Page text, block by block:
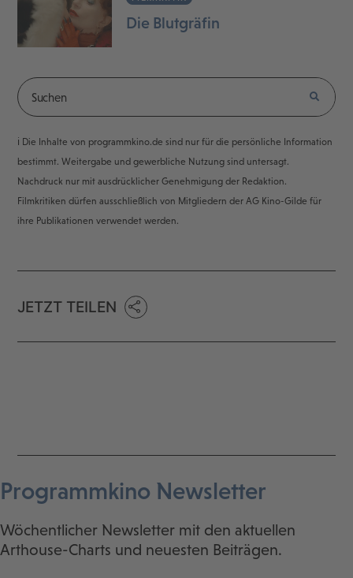
Die Blutgräfin
ℹ️ Die Inhalte von programmkino.de sind nur für die persönliche Information
bestimmt. Weitergabe und gewerbliche Nutzung sind untersagt.
Nachdruck nur mit ausdrücklicher Genehmigung der Redaktion.
Filmkritiken dürfen ausschließlich von Mitgliedern der AG Kino-Gilde für
ihre Publikationen verwendet werden.
JETZT TEILEN
Programmkino Newsletter
Wöchentlicher Newsletter mit den aktuellen
Arthouse-Charts und neuesten Beiträgen.